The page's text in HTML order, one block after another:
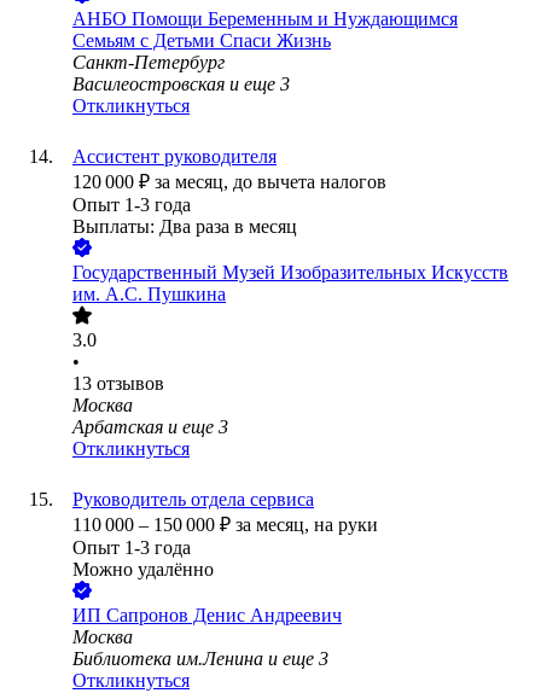
АНБО Помощи Беременным и Нуждающимся
Семьям с Детьми Спаси Жизнь
Санкт-Петербург
Василеостровская и еще 3
Откликнуться
Ассистент руководителя
120 000 ₽ за месяц, до вычета налогов
Опыт 1-3 года
Выплаты: Два раза в месяц
Государственный Музей Изобразительных Искусств
им. А.С. Пушкина
3.0
•
13 отзывов
Москва
Арбатская и еще 3
Откликнуться
Руководитель отдела сервиса
110 000 – 150 000 ₽ за месяц, на руки
Опыт 1-3 года
Можно удалённо
ИП Сапронов Денис Андреевич
Москва
Библиотека им.Ленина и еще 3
Откликнуться